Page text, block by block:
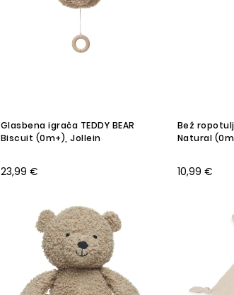
Glasbena igrača TEDDY BEAR
Biscuit (0m+), Jollein
23,99 €
Bež
Natural
10,99 €